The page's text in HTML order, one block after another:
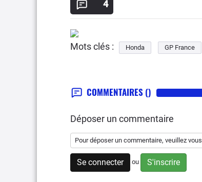
4
Mots clés : Honda GP France
COMMENTAIRES ()
Déposer un commentaire
Pour déposer un commentaire, veuillez vous
Se connecter ou S'inscrire